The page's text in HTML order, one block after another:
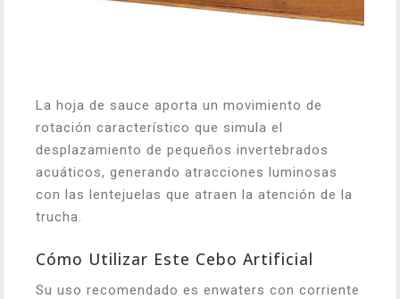
La hoja de sauce aporta un movimiento de
rotación característico que simula el
desplazamiento de pequeños invertebrados
acuáticos, generando atracciones luminosas
con las lentejuelas que atraen la atención de la
trucha.
Cómo Utilizar Este Cebo Artificial
Su uso recomendado es enwaters con corriente